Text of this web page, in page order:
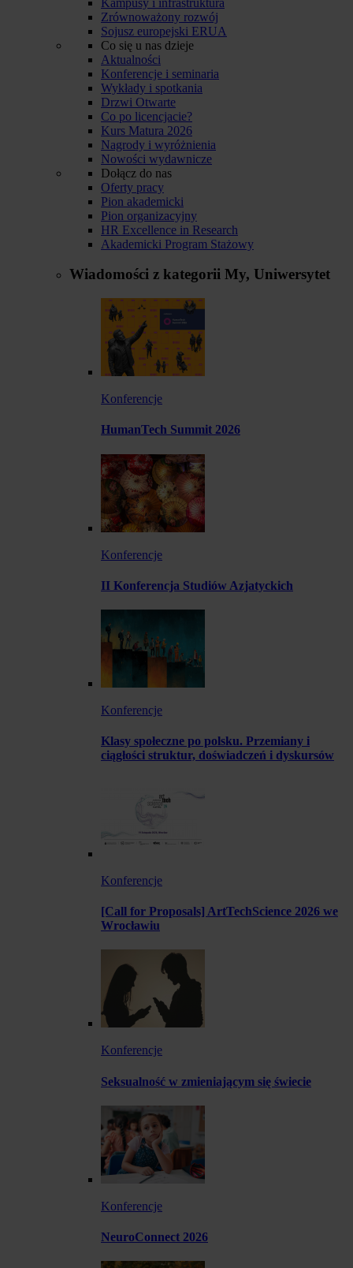
Zrównoważony rozwój
Sojusz europejski ERUA
Co się u nas dzieje
Aktualności
Konferencje i seminaria
Wykłady i spotkania
Drzwi Otwarte
Co po licencjacie?
Kurs Matura 2026
Nagrody i wyróżnienia
Nowości wydawnicze
Dołącz do nas
Oferty pracy
Pion akademicki
Pion organizacyjny
HR Excellence in Research
Akademicki Program Stażowy
Wiadomości z kategorii My, Uniwersytet
Konferencje
HumanTech Summit 2026
Konferencje
II Konferencja Studiów Azjatyckich
Konferencje
Klasy społeczne po polsku. Przemiany i
ciągłości struktur, doświadczeń i dyskursów
Konferencje
[Call for Proposals] ArtTechScience 2026 we
Wrocławiu
Konferencje
Seksualność w zmieniającym się świecie
Konferencje
NeuroConnect 2026